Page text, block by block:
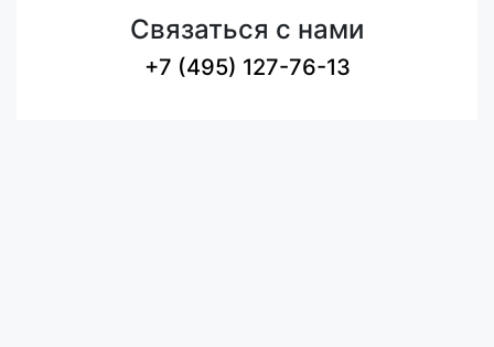
Связаться с нами
+7 (495) 127-76-13